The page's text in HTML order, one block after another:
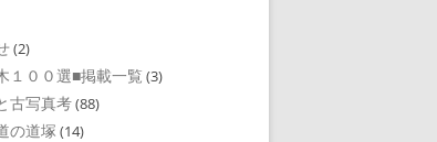
(2)
１００選■掲載一覧 (3)
古写真考(88)
の道塚 (14)